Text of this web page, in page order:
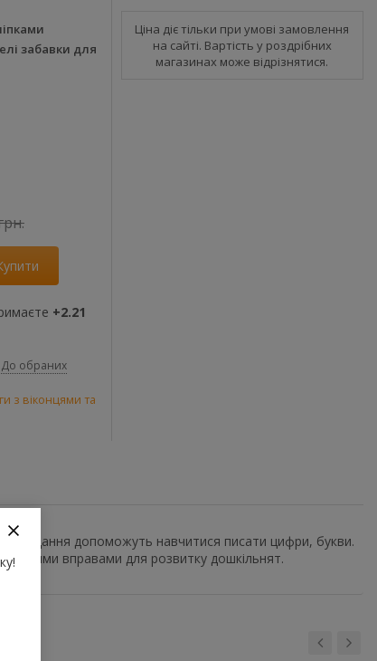
забавки для
+2.21
До обраних
з віконцями та
Ціна діє тільки при умові замовлення
на сайті. Вартість у роздрібних
магазинах може відрізнятися.
завдання допоможуть навчитися писати цифри, букви.
вправами для розвитку дошкільнят.